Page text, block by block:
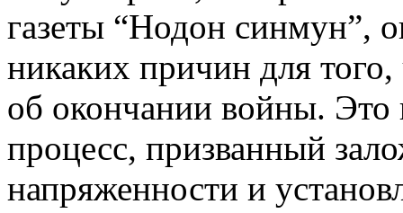
газеты “Нодон синмун”,
никаких причин для
об окончании войны.
процесс, призванный
напряженности и